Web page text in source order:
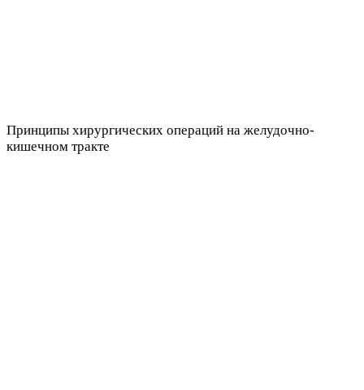
Принципы хирургических операций на желудочно-
кишечном тракте